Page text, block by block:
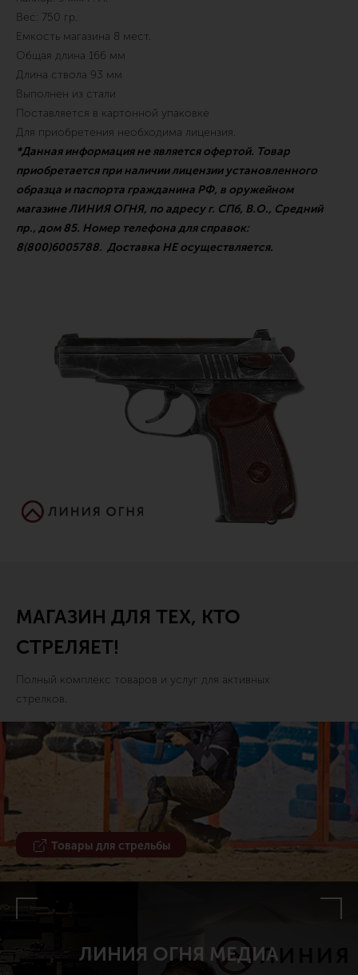
Вес: 750 гр.
Емкость магазина 8 мест.
Общая длина 166 мм
Длина ствола 93 мм
Выполнен из стали
Поставляется в картонной упаковке
Для приобретения необходима лицензия.
*Данная информация не является офертой. Товар
приобретается при наличии лицензии установленного
образца и паспорта гражданина РФ, в оружейном
магазине ЛИНИЯ ОГНЯ, по адресу г. СПб, В.О., Средний
пр., дом 85. Номер телефона для справок:
8(800)6005788. Доставка НЕ осуществляется.
ЛИНИЯ ОГНЯ МЕДИА
МАГАЗИН ДЛЯ ТЕХ, КТО
СТРЕЛЯЕТ!
Полный комплекс товаров и услуг для активных
стрелков.
Товары для стрельбы